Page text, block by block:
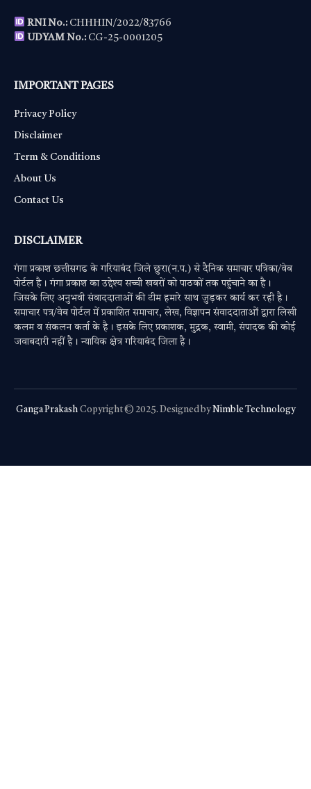
RNI No.:CHHHIN/2022/83766
UDYAM No.:CG-25-0001205
IMPORTANT PAGES
Privacy Policy
Disclaimer
Term & Conditions
About Us
Contact Us
DISCLAIMER
गंगा प्रकाश छत्तीसगढ के गरियाबंद जिले छुरा(न.प.) से दैनिक समाचार पत्रिका/वेब
पोर्टल है। गंगा प्रकाश का उद्देश्य सच्ची खबरों को पाठकों तक पहुंचाने का है।
जिसके लिए अनुभवी संवाददाताओं की टीम हमारे साथ जुड़कर कार्य कर रही है।
समाचार पत्र/वेब पोर्टल में प्रकाशित समाचार, लेख, विज्ञापन संवाददाताओं द्वारा लिखी
कलम व संकलन कर्ता के है। इसके लिए प्रकाशक, मुद्रक, स्वामी, संपादक की कोई
जवाबदारी नहीं है। न्यायिक क्षेत्र गरियाबंद जिला है।
Ganga Prakash Copyright © 2025. Designed byNimble Technology